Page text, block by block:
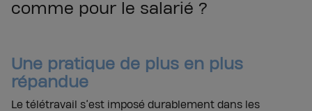
comme pour le salarié ?
Une pratique de plus en plus
répandue
Le télétravail s’est imposé durablement dans les